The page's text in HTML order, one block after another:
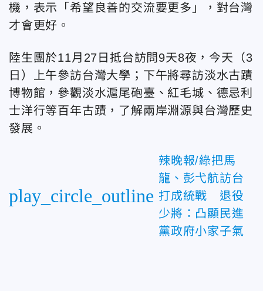
機，表示「希望良善的交流要更多」，對台灣
才會更好。
陸生團於11月27日抵台訪問9天8夜，今天（3
日）上午參訪台灣大學；下午將尋訪淡水古蹟
博物館，參觀淡水滬尾砲臺、紅毛城、德忌利
士洋行等百年古蹟，了解兩岸淵源與台灣歷史
發展。
play_circle_outline
辣晚報/綠把馬
龍、彭弋航訪台
打成統戰 退役
少將：凸顯民進
黨政府小家子氣